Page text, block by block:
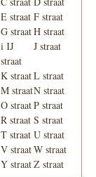
E straat F straat
G straatH straat
i IJ
straat
J straat
K straatL straat
M straatN straat
O straatP straat
R straat S straat
T straat U straat
V straatW straat
Y straatZ straat